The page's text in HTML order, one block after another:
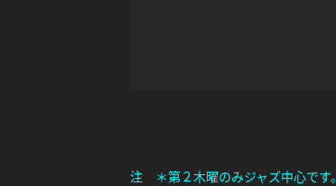
注 ＊第２木曜のみジャズ中心です。